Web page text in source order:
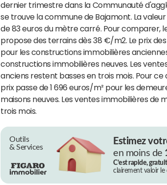
dernier trimestre dans la Communauté
se trouve la commune de Bajamont. La
de 83 euros du mètre carré. Pour
propose des terrains dès 38 €/m2. Le prix
pour les constructions immobilières
constructions immobilières neuves. Les
anciens restent basses en trois mois. Pour ce
prix passe de 1 696 euros/m² pour les
maisons neuves. Les ventes immobilières de
trois mois.
Outils
& Services
Estimez
en moins de
C’est rapide,
clairement valoir le